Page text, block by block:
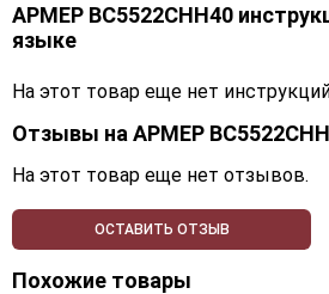
АРМЕР ВС5522СНН40
языке
На этот товар еще нет
Отзывы на АРМЕР
На этот товар еще нет отзывов.
ОСТАВИТЬ ОТЗЫВ
Похожие товары